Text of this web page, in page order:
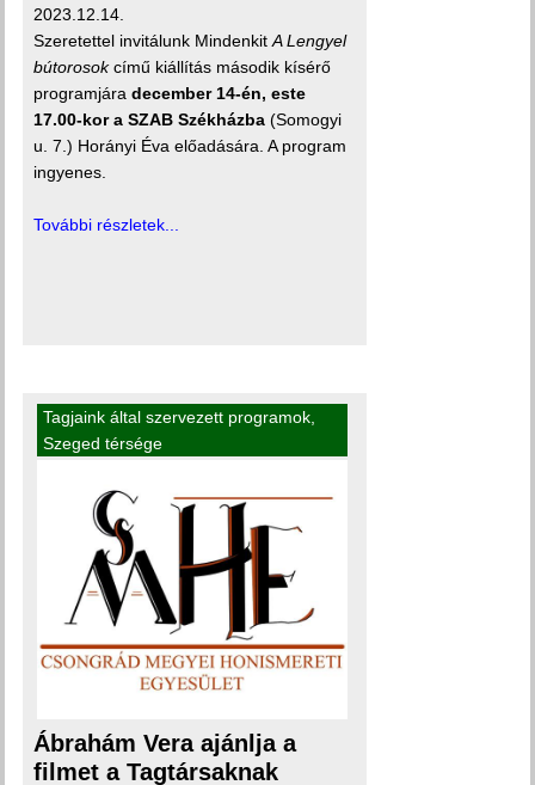
2023.12.14.
Szeretettel invitálunk MindenkitA Lengyel
bútorosokcímű kiállítás második kísérő
programjáradecember 14-én, este
17.00-kor a SZAB Székházba (Somogyi
u. 7.) Horányi Éva előadására. A program
ingyenes.
További részletek...
Tagjaink által szervezett programok
Szeged térsége
Ábrahám Vera ajánlja a
filmet a Tagtársaknak